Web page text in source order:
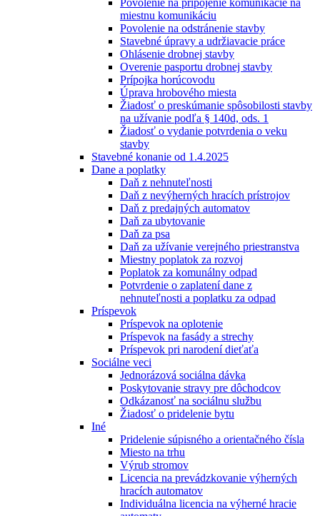
Povolenie na pripojenie komunikácie na
miestnu komunikáciu
Povolenie na odstránenie stavby
Stavebné úpravy a udržiavacie práce
Ohlásenie drobnej stavby
Overenie pasportu drobnej stavby
Prípojka horúcovodu
Úprava hrobového miesta
Žiadosť o preskúmanie spôsobilosti stavby
na užívanie podľa § 140d, ods. 1
Žiadosť o vydanie potvrdenia o veku
stavby
Stavebné konanie od 1.4.2025
Dane a poplatky
Daň z nehnuteľnosti
Daň z nevýherných hracích prístrojov
Daň z predajných automatov
Daň za ubytovanie
Daň za psa
Daň za užívanie verejného priestranstva
Miestny poplatok za rozvoj
Poplatok za komunálny odpad
Potvrdenie o zaplatení dane z
nehnuteľnosti a poplatku za odpad
Príspevok
Príspevok na oplotenie
Príspevok na fasády a strechy
Príspevok pri narodení dieťaťa
Sociálne veci
Jednorázová sociálna dávka
Poskytovanie stravy pre dôchodcov
Odkázanosť na sociálnu službu
Žiadosť o pridelenie bytu
Iné
Pridelenie súpisného a orientačného čísla
Miesto na trhu
Výrub stromov
Licencia na prevádzkovanie výherných
hracích automatov
Individuálna licencia na výherné hracie